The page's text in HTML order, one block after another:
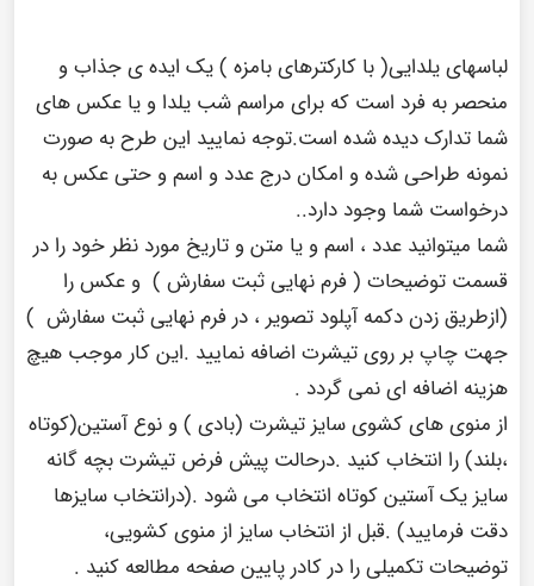
لباسهای یلدایی( با کارکترهای بامزه ) یک ایده ی جذاب و
منحصر به فرد است که برای مراسم شب یلدا و یا عکس های
شما تدارک دیده شده است.توجه نمایید این طرح به صورت
نمونه طراحی شده و امکان درج عدد و اسم و حتی عکس به
درخواست شما وجود دارد..
شما میتوانید عدد ، اسم و یا متن و تاریخ مورد نظر خود را در
قسمت توضیحات ( فرم نهایی ثبت سفارش ) و عکس را
(ازطریق زدن دکمه آپلود تصویر ، در فرم نهایی ثبت سفارش )
جهت چاپ بر روی تیشرت اضافه نمایید .این کار موجب هیچ
هزینه اضافه ای نمی گردد .
از منوی های کشوی سایز تیشرت (بادی ) و نوع آستین(کوتاه
،بلند) را انتخاب کنید .درحالت پیش فرض تیشرت بچه گانه
سایز یک آستین کوتاه انتخاب می شود .(درانتخاب سایزها
دقت فرمایید) .قبل از انتخاب سایز از منوی کشویی،
توضیحات تکمیلی را در کادر پایین صفحه مطالعه کنید .